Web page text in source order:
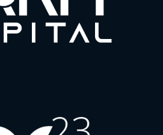
Aceitar experiência